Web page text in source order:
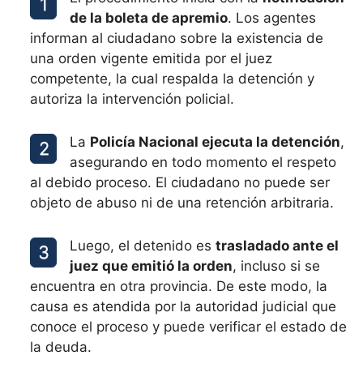
de la boleta de apremio. Los agentes
informan al ciudadano sobre la existencia de
una orden vigente emitida por el juez
competente, la cual respalda la detención y
autoriza la intervención policial.
La Policía Nacional ejecuta la detención,
asegurando en todo momento el respeto
al debido proceso. El ciudadano no puede ser
objeto de abuso ni de una retención arbitraria.
Luego, el detenido es trasladado ante el
juez que emitió la orden, incluso si se
encuentra en otra provincia. De este modo, la
causa es atendida por la autoridad judicial que
conoce el proceso y puede verificar el estado de
la deuda.